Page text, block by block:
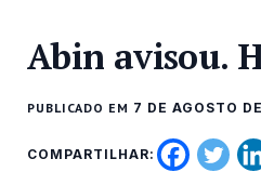
Abin avisou.
PUBLICADO EM 7 DE AGOSTO
COMPARTILHAR: